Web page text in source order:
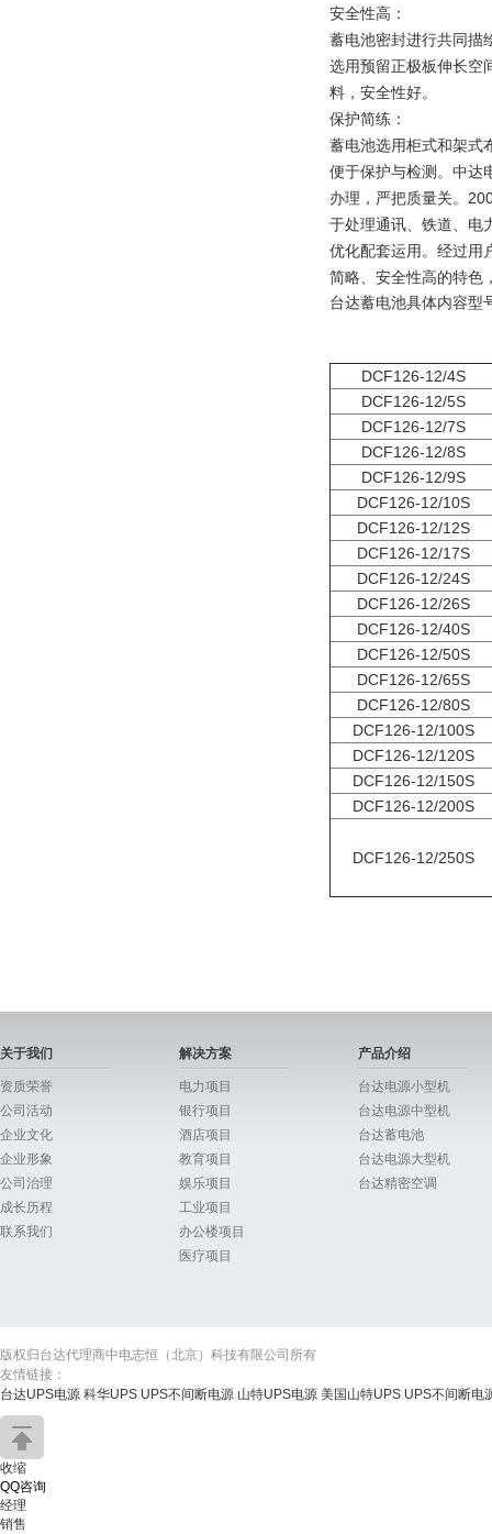
安全性高：
蓄电池密封进行共同描
选用预留正极板伸长空
料，安全性好。
保护简练：
蓄电池选用柜式和架式
便于保护与检测。中达
办理，严把质量关。
于处理通讯、铁道、电
优化配套运用。经过用
简略、安全性高的特色
台达蓄电池具体内容型
DCF126-12/4S
DCF126-12/5S
DCF126-12/7S
DCF126-12/8S
DCF126-12/9S
DCF126-12/10S
DCF126-12/12S
DCF126-12/17S
DCF126-12/24S
DCF126-12/26S
DCF126-12/40S
DCF126-12/50S
DCF126-12/65S
DCF126-12/80S
DCF126-12/100S
DCF126-12/120S
DCF126-12/150S
DCF126-12/200S
DCF126-12/250S
关于我们
资质荣誉
公司活动
企业文化
企业形象
公司治理
成长历程
联系我们
解决方案
电力项目
银行项目
酒店项目
教育项目
娱乐项目
工业项目
办公楼项目
医疗项目
产品介绍
台达电源小型机
台达电源中型机
台达蓄电池
台达电源大型机
台达精密空调
版权归台达代理商中电志恒（北京）科技有限公司所有
友情链接：
台达UPS电源 科华UPS UPS不间断电源 山特UPS电源 美国山特UPS UPS不间断电
收缩
QQ咨询
经理
销售